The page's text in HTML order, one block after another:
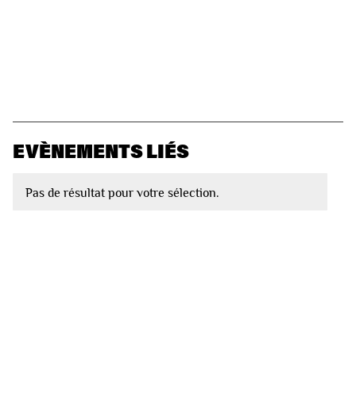
EVÈNEMENTS LIÉS
Pas de résultat pour votre sélection.